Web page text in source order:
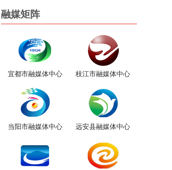
融媒矩阵
宜都市融媒体中心 枝江市融媒体中心
当阳市融媒体中心 远安县融媒体中心